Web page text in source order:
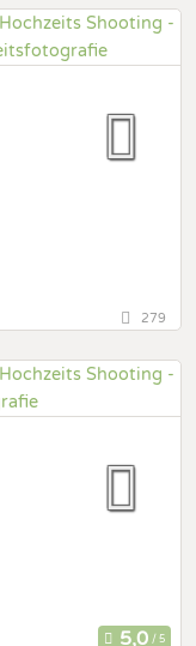
279